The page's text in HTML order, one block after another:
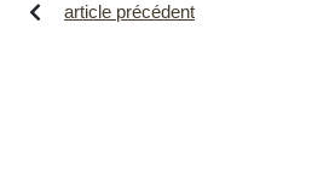
article précédent